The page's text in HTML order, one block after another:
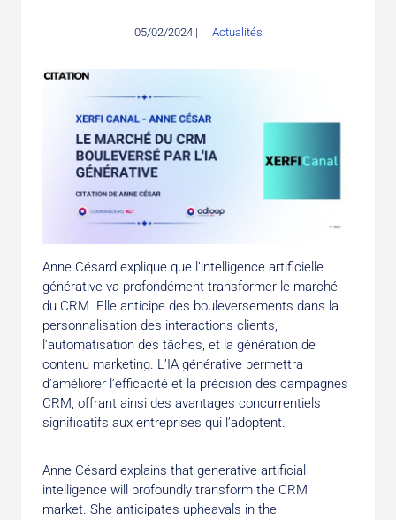
05/02/2024 | Actualités
Anne Césard explique que l’intelligence artificielle
générative va profondément transformer le marché
du CRM. Elle anticipe des bouleversements dans la
personnalisation des interactions clients,
l’automatisation des tâches, et la génération de
contenu marketing. L’IA générative permettra
d’améliorer l’efficacité et la précision des campagnes
CRM, offrant ainsi des avantages concurrentiels
significatifs aux entreprises qui l’adoptent.
Anne Césard explains that generative artificial
intelligence will profoundly transform the CRM
market. She anticipates upheavals in the